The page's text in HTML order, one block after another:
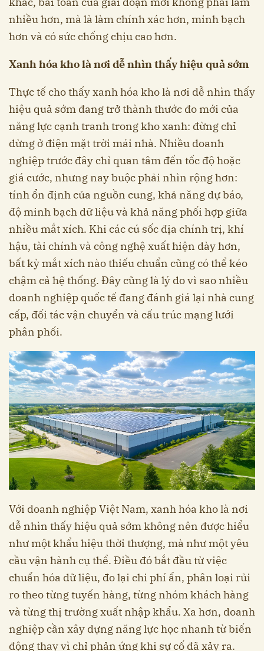
nhiều hơn, mà là làm chính xác hơn, minh bạch
hơn và có sức chống chịu cao hơn.
Xanh hóa kho là nơi dễ nhìn thấy hiệu quả sớm
Thực tế cho thấy xanh hóa kho là nơi dễ nhìn thấy
hiệu quả sớm đang trở thành thước đo mới của
năng lực cạnh tranh trong kho xanh: đừng chỉ
dừng ở điện mặt trời mái nhà. Nhiều doanh
nghiệp trước đây chỉ quan tâm đến tốc độ hoặc
giá cước, nhưng nay buộc phải nhìn rộng hơn:
tính ổn định của nguồn cung, khả năng dự báo,
độ minh bạch dữ liệu và khả năng phối hợp giữa
nhiều mắt xích. Khi các cú sốc địa chính trị, khí
hậu, tài chính và công nghệ xuất hiện dày hơn,
bất kỳ mắt xích nào thiếu chuẩn cũng có thể kéo
chậm cả hệ thống. Đây cũng là lý do vì sao nhiều
doanh nghiệp quốc tế đang đánh giá lại nhà cung
cấp, đối tác vận chuyển và cấu trúc mạng lưới
phân phối.
Với doanh nghiệp Việt Nam, xanh hóa kho là nơi
dễ nhìn thấy hiệu quả sớm không nên được hiểu
như một khẩu hiệu thời thượng, mà như một yêu
cầu vận hành cụ thể. Điều đó bắt đầu từ việc
chuẩn hóa dữ liệu, đo lại chi phí ẩn, phân loại rủi
ro theo từng tuyến hàng, từng nhóm khách hàng
và từng thị trường xuất nhập khẩu. Xa hơn, doanh
nghiệp cần xây dựng năng lực học nhanh từ biến
động thay vì chỉ phản ứng khi sự cố đã xảy ra.